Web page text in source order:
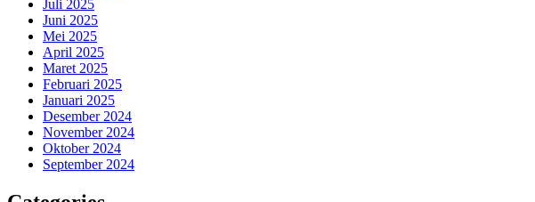
Juli 2025
Juni 2025
Mei 2025
April 2025
Maret 2025
Februari 2025
Januari 2025
Desember 2024
November 2024
Oktober 2024
September 2024